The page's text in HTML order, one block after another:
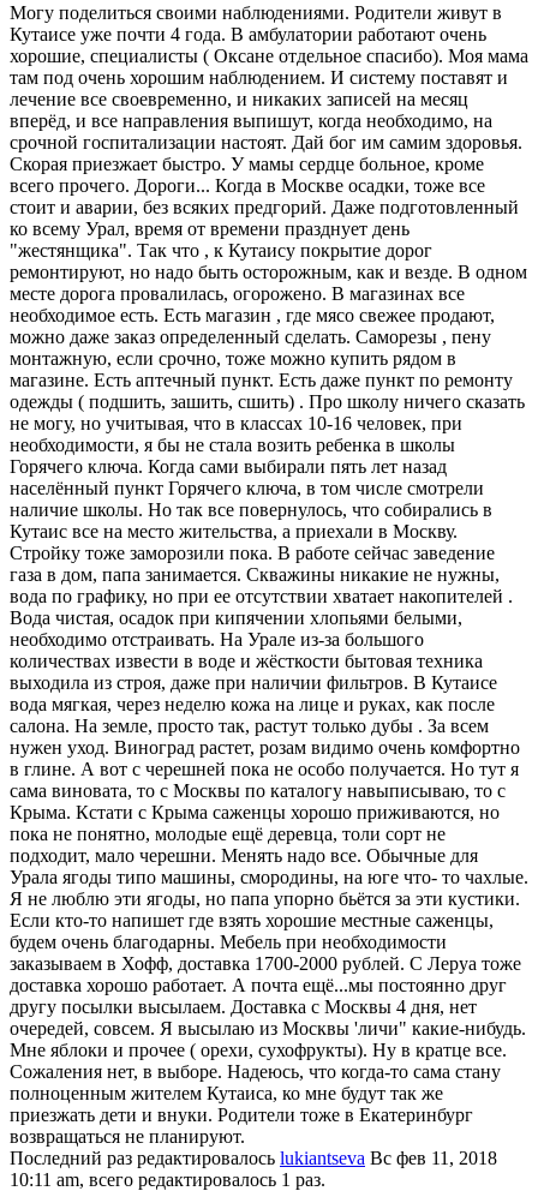
Могу поделиться своими наблюдениями. Родители живут в
Кутаисе уже почти 4 года. В амбулатории работают очень
хорошие, специалисты ( Оксане отдельное спасибо). Моя мама
там под очень хорошим наблюдением. И систему поставят и
лечение все своевременно, и никаких записей на месяц
вперёд, и все направления выпишут, когда необходимо, на
срочной госпитализации настоят. Дай бог им самим здоровья.
Скорая приезжает быстро. У мамы сердце больное, кроме
всего прочего. Дороги... Когда в Москве осадки, тоже все
стоит и аварии, без всяких предгорий. Даже подготовленный
ко всему Урал, время от времени празднует день
"жестянщика". Так что , к Кутаису покрытие дорог
ремонтируют, но надо быть осторожным, как и везде. В одном
месте дорога провалилась, огорожено. В магазинах все
необходимое есть. Есть магазин , где мясо свежее продают,
можно даже заказ определенный сделать. Саморезы , пену
монтажную, если срочно, тоже можно купить рядом в
магазине. Есть аптечный пункт. Есть даже пункт по ремонту
одежды ( подшить, зашить, сшить) . Про школу ничего сказать
не могу, но учитывая, что в классах 10-16 человек, при
необходимости, я бы не стала возить ребенка в школы
Горячего ключа. Когда сами выбирали пять лет назад
населённый пункт Горячего ключа, в том числе смотрели
наличие школы. Но так все повернулось, что собирались в
Кутаис все на место жительства, а приехали в Москву.
Стройку тоже заморозили пока. В работе сейчас заведение
газа в дом, папа занимается. Скважины никакие не нужны,
вода по графику, но при ее отсутствии хватает накопителей .
Вода чистая, осадок при кипячении хлопьями белыми,
необходимо отстраивать. На Урале из-за большого
количествах извести в воде и жёсткости бытовая техника
выходила из строя, даже при наличии фильтров. В Кутаисе
вода мягкая, через неделю кожа на лице и руках, как после
салона. На земле, просто так, растут только дубы . За всем
нужен уход. Виноград растет, розам видимо очень комфортно
в глине. А вот с черешней пока не особо получается. Но тут я
сама виновата, то с Москвы по каталогу навыписываю, то с
Крыма. Кстати с Крыма саженцы хорошо приживаются, но
пока не понятно, молодые ещё деревца, толи сорт не
подходит, мало черешни. Менять надо все. Обычные для
Урала ягоды типо машины, смородины, на юге что- то чахлые.
Я не люблю эти ягоды, но папа упорно бьётся за эти кустики.
Если кто-то напишет где взять хорошие местные саженцы,
будем очень благодарны. Мебель при необходимости
заказываем в Хофф, доставка 1700-2000 рублей. С Леруа тоже
доставка хорошо работает. А почта ещё...мы постоянно друг
другу посылки высылаем. Доставка с Москвы 4 дня, нет
очередей, совсем. Я высылаю из Москвы 'личи" какие-нибудь.
Мне яблоки и прочее ( орехи, сухофрукты). Ну в кратце все.
Сожаления нет, в выборе. Надеюсь, что когда-то сама стану
полноценным жителем Кутаиса, ко мне будут так же
приезжать дети и внуки. Родители тоже в Екатеринбург
возвращаться не планируют.
Последний раз редактировалось lukiantseva Вс фев 11, 2018
10:11 am, всего редактировалось 1 раз.